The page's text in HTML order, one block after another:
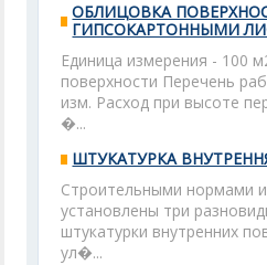
ОБЛИЦОВКА
ГИПСОКАРТОННЫМИ
Единица измерения - 100
поверхности Перечень
изм. Расход при высоте
�...
ШТУКАТУРКА
Строительными нормами
установлены три
штукатурки внутренних
ул�...